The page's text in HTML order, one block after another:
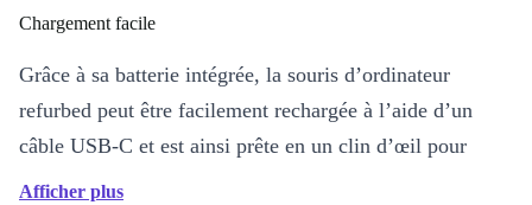
Chargement facile
Grâce à sa batterie intégrée, la souris d’ordinateur
refurbed peut être facilement rechargée à l’aide d’un
câble USB-C et est ainsi prête en un clin d’œil pour
n’importe quelle utilisation.
Afficher plus